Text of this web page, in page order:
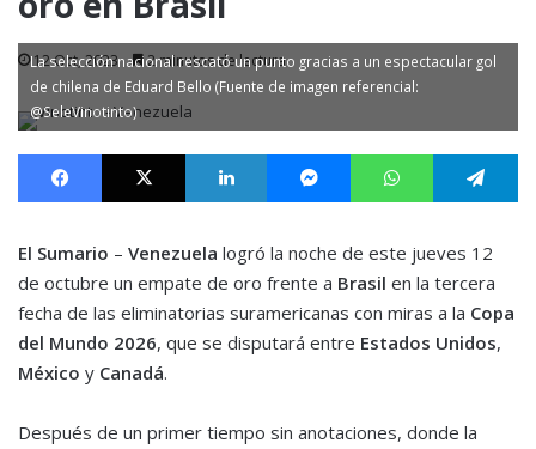
12 Oct, 2023 2 minutos de lectura
La selección nacional rescató un punto gracias a un espectacular gol
de chilena de Eduard Bello (Fuente de imagen referencial:
@SeleVinotinto)
Facebook X LinkedIn MessengerWhatsApp
El Sumario – Venezuela logró la noche de este jueves 12
de octubre un empate de oro frente a Brasil en la tercera
fecha de las eliminatorias suramericanas con miras a la Copa
del Mundo 2026, que se disputará entre Estados Unidos,
México y Canadá.
Después de un primer tiempo sin anotaciones, donde la